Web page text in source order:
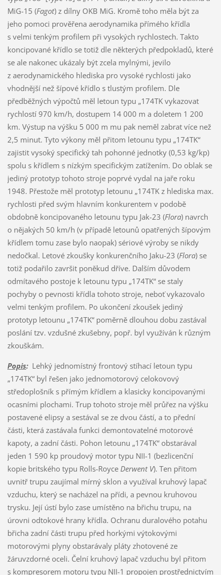
MiG-15 (Fagot) z dílny OKB MiG. Kromě toho měla být za
jeho pomoci prověřena aerodynamika přímého křídla
s velmi tenkým profilem při vysokých rychlostech. Takto
koncipované křídlo se totiž dle některých předpokladů, které
se ale nakonec ukázaly být zcela mylnými, jevilo
z aerodynamického hlediska pro vysoké rychlosti jako
vhodnější než šípové křídlo s tlustým profilem. Dle
předběžných výpočtů měl letoun typu „174TK vykazovat
rychlostí 970 km/h, dostupem 14 000 m a doletem 1 200
km. Výstup na výšku 5 000 m mu pak neměl zabrat více než
2,5 minut. Tyto výkony měl přitom letounu typu „174TK“
zajistit vysoký specifický tah pohonné jednotky (0,53 kg/kp)
spolu s křídlem s nízkým specifickým zatížením. Do oblak se
jediný prototyp tohoto stroje poprvé vydal na jaře roku
1948. Přestože měl prototyp letounu „174TK z hlediska max.
rychlosti před svým hlavním konkurentem v podobě
obdobně koncipovaného letounu typu Jak-23 (Flora) navrch
o nějakých 50 km/h (v případě letounů opatřených šípovým
křídlem tomu zase bylo naopak) sériové výroby se nikdy
nedočkal. Letové zkoušky konkurenčního Jaku-23 (Flora) se
totiž podařilo završit poněkud dříve. Dalším důvodem
odmítavého postoje k letounu typu „174TK“ se staly
pochyby o pevnosti křídla tohoto stroje, neboť vykazovalo
velmi tenkým profilem. Po ukončení zkoušek jediný
prototyp letounu „174TK“ poměrně dlouhou dobu zastával
poslání tzv. vzdušné zkušebny, popř. byl využíván k různým
zkouškám.
Popis:Lehký jednomístný frontový stíhací letoun typu
„174TK“ byl řešen jako jednomotorový celokovový
středoplošník s přímým křídlem a klasicky koncipovanými
ocasními plochami. Trup tohoto stroje měl průřez na výšku
postavené elipsy a sestával se ze dvou částí, a to přední
části, která zastávala funkci demontovatelné motorové
kapoty, a zadní části. Pohon letounu „174TK“ obstarával
jeden 1 590 kp proudový motor typu NII-1 (bezlicenční
kopie britského typu Rolls-Royce Derwent V). Ten přitom
uvnitř trupu zaujímal mírný sklon a využíval kruhový lapač
vzduchu, který se nacházel na přídi, a pevnou kruhovou
trysku. Její ústí bylo zase umístěno na břichu trupu, na
úrovni odtokové hrany křídla. Ochranu duralového potahu
břicha zadní části trupu před horkými výtokovými
motorovými plyny obstarávaly pláty zhotovené ze
žáruvzdorné oceli. Čelní kruhový lapač vzduchu byl přitom
s kompresorem motoru typu NII-1 propojen prostřednictvím